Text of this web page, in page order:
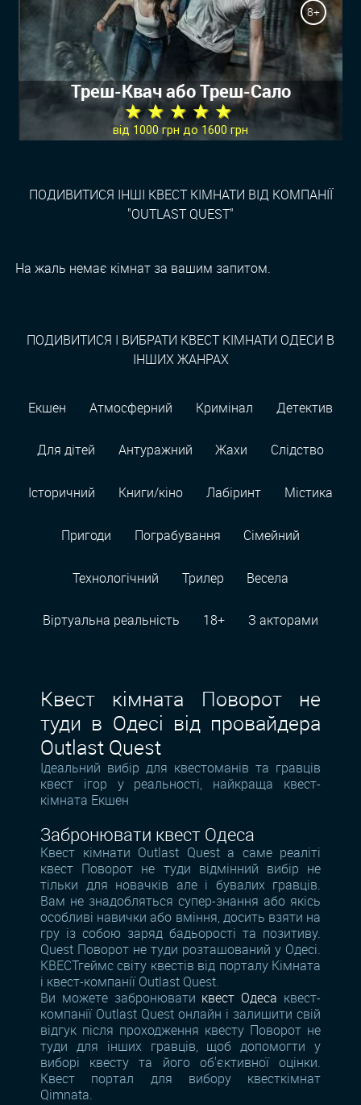
8+
Треш-Квач або Треш-Сало
★ ★ ★ ★ ★
від 1000 грн до 1600 грн
ПОДИВИТИСЯ ІНШІ КВЕСТ КІМНАТИ ВІД КОМПАНІЇ
"OUTLAST QUEST"
На жаль немає кімнат за вашим запитом.
ПОДИВИТИСЯ І ВИБРАТИ КВЕСТ КІМНАТИ ОДЕСИ В
ІНШИХ ЖАНРАХ
Екшен Атмосферний Кримінал Детектив
Для дітей Антуражний Жахи Слідство
Історичний Книги/кіно Лабіринт Містика
Пригоди Пограбування Сімейний
Технологiчний Трилер Весела
Віртуальна реальність 18+ З акторами
Квест кімната Поворот не
туди в Одесі від провайдера
Outlast Quest
Ідеальний вибір для квестоманів та гравців
квест ігор у реальності, найкраща квест-
кімната Екшен
Забронювати квест Одеса
Квест кімнати Outlast Quest а саме реаліті
квест Поворот не туди відмінний вибір не
тільки для новачків але і бувалих гравців.
Вам не знадобляться супер-знання або якісь
особливі навички або вміння, досить взяти на
гру із собою заряд бадьорості та позитиву.
Quest Поворот не туди розташований у Одесі.
КВЕСТгеймс світу квестів від порталу Кімната
і квест-компанії Outlast Quest.
Ви можете забронювати квест Одеса квест-
компанії Outlast Quest онлайн і залишити свій
відгук після проходження квесту Поворот не
туди для інших гравців, щоб допомогти у
виборі квесту та його об'єктивної оцінки.
Квест портал для вибору квесткімнат
Qimnata.